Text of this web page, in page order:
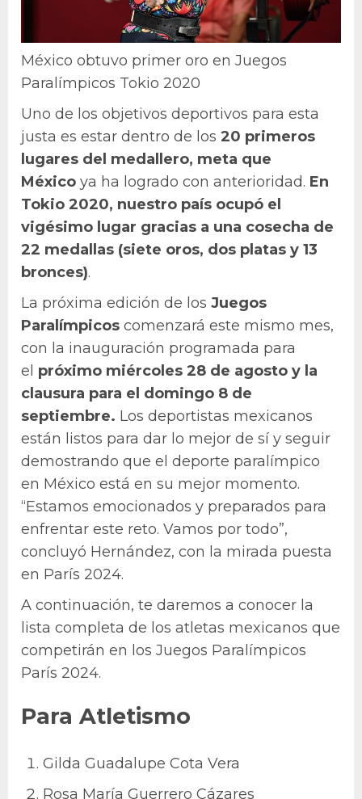
México obtuvo primer oro en Juegos
Paralímpicos Tokio 2020
Uno de los objetivos deportivos para esta
justa es estar dentro de los 20 primeros
lugares del medallero, meta que
México ya ha logrado con anterioridad. En
Tokio 2020, nuestro país ocupó el
vigésimo lugar gracias a una cosecha de
22 medallas (siete oros, dos platas y 13
bronces).
La próxima edición de los Juegos
Paralímpicos comenzará este mismo mes,
con la inauguración programada para
el próximo miércoles 28 de agosto y la
clausura para el domingo 8 de
septiembre. Los deportistas mexicanos
están listos para dar lo mejor de sí y seguir
demostrando que el deporte paralímpico
en México está en su mejor momento.
“Estamos emocionados y preparados para
enfrentar este reto. Vamos por todo”,
concluyó Hernández, con la mirada puesta
en París 2024.
A continuación, te daremos a conocer la
lista completa de los atletas mexicanos que
competirán en los Juegos Paralímpicos
París 2024.
Para Atletismo
Gilda Guadalupe Cota Vera
Rosa María Guerrero Cázares